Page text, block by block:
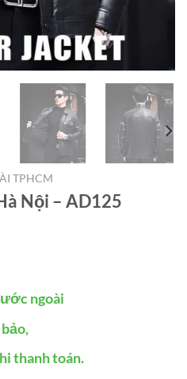
TPHCM
Nội – AD125
ngoài
thanh toán.